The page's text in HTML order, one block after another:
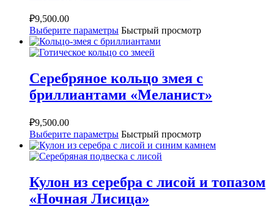
₽9,500.00
Выберите параметры Быстрый просмотр
Серебряное кольцо змея с
бриллиантами «Меланист»
₽9,500.00
Выберите параметры Быстрый просмотр
Кулон из серебра с лисой и топазом
«Ночная Лисица»